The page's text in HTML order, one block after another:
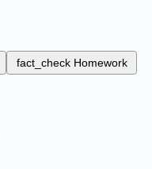
fact_check Homework